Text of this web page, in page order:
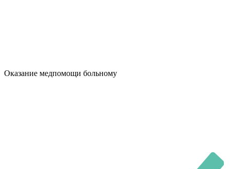
Оказание медпомощи больному